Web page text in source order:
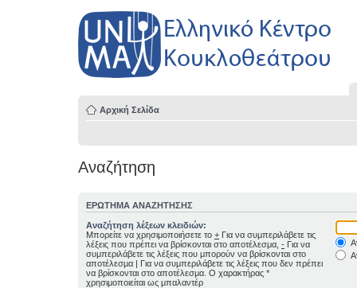
Αρχική Σελίδα
Αναζήτηση
ΕΡΏΤΗΜΑ ΑΝΑΖΉΤΗΣΗΣ
Αναζήτηση λέξεων κλειδιών:
Μπορείτε να χρησιμοποιήσετε το + Για να συμπεριλάβετε τις
λέξεις που πρέπει να βρίσκονται στο αποτέλεσμα, - Για να
συμπεριλάβετε τις λέξεις που μπορούν να βρίσκονται στο
αποτέλεσμα | Για να συμπεριλάβετε τις λέξεις που δεν πρέπει
να βρίσκονται στο αποτέλεσμα. Ο χαρακτήρας *
χρησιμοποιείται ως μπαλαντέρ